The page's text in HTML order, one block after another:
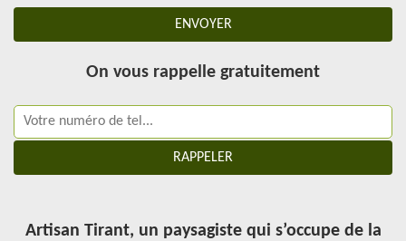
On vous rappelle gratuitement
Artisan Tirant, un paysagiste qui s’occupe de la